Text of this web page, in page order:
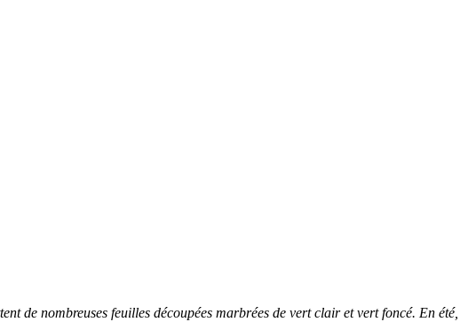
de nombreuses feuilles découpées marbrées de vert clair et vert foncé. En été,